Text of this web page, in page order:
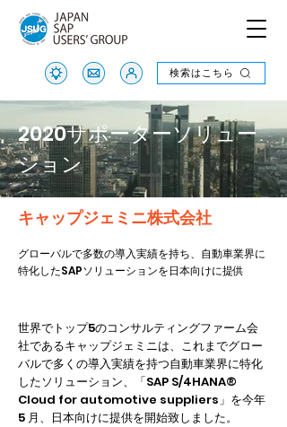
検索はこちら
検索はこちら
2020サポーターソリュー
ション
キャップジェミニ株式会社
グローバルで多数の導入実績を持ち、自動車業界に
特化したSAPソリューションを日本向けに提供
世界でトップ5のコンサルティングファーム会
社であるキャップジェミニは、これまでグロー
バルで多くの導入実績を持つ自動車業界に特化
したソリューション、「SAP S/4HANA®
Cloud for automotive suppliers」を今年
5 月、日本向けに提供を開始致しました。